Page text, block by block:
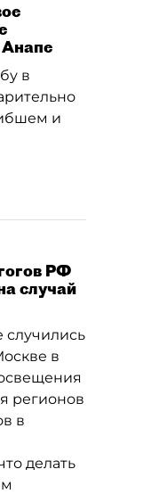
в
и
РФ
случай
случились
в
регионов
в
делать